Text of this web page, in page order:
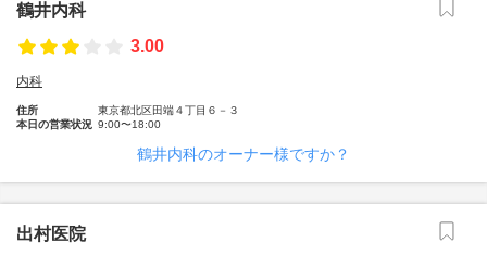
鶴井内科
3.00
内科
住所
東京都北区田端４丁目６－３
本日の営業状況 9:00〜18:00
鶴井内科のオーナー様ですか？
出村医院